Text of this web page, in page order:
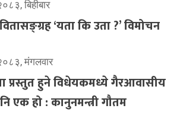
बिहीबार
‘यता कि उता ?’ विमोचन
मंगलवार
प्रस्तुत हुने विधेयकमध्ये गैरआवासीय
एक हो : कानुनमन्त्री गौतम